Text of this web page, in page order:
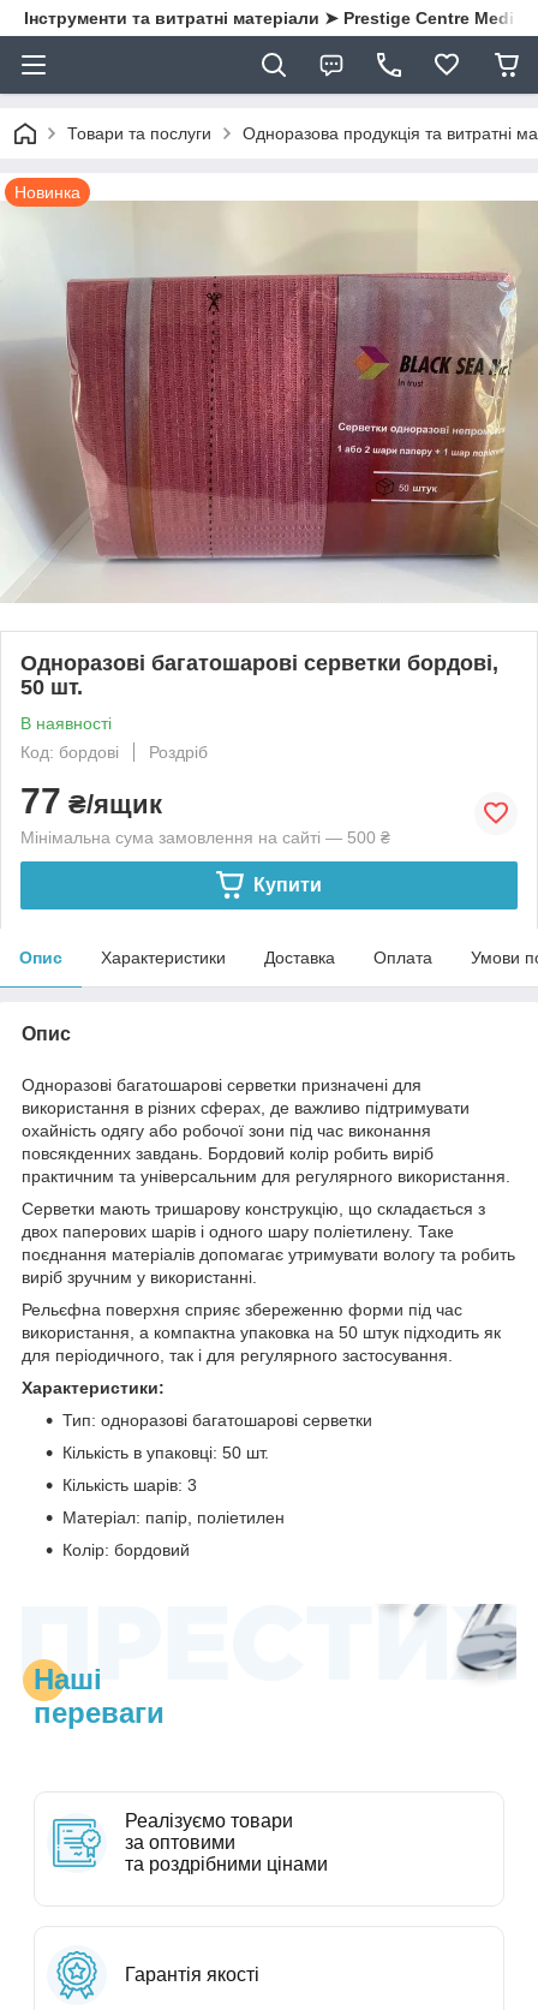
Інструменти та витратні матеріали ➤ Prestige Centre Medical
Товари та послуги Одноразова продукція та витратні
Новинка
Одноразові багатошарові серветки бордові,
50 шт.
В наявності
Код: бордові
Роздріб
77 ₴/ящик
Мінімальна сума замовлення на сайті — 500 ₴
Купити
Опис Характеристики Доставка Оплата Умови
Опис
Одноразові багатошарові серветки призначені для
використання в різних сферах, де важливо підтримувати
охайність одягу або робочої зони під час виконання
повсякденних завдань. Бордовий колір робить виріб
практичним та універсальним для регулярного використання.
Серветки мають тришарову конструкцію, що складається з
двох паперових шарів і одного шару поліетилену. Таке
поєднання матеріалів допомагає утримувати вологу та робить
виріб зручним у використанні.
Рельєфна поверхня сприяє збереженню форми під час
використання, а компактна упаковка на 50 штук підходить як
для періодичного, так і для регулярного застосування.
Характеристики:
Тип: одноразові багатошарові серветки
Кількість в упаковці: 50 шт.
Кількість шарів: 3
Матеріал: папір, поліетилен
Колір: бордовий
Наші
переваги
Реалізуємо товари
за оптовими
та роздрібними цінами
Гарантія якості